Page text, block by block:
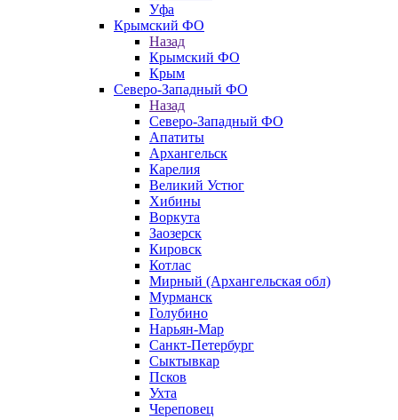
Уфа
Крымский ФО
Назад
Крымский ФО
Крым
Северо-Западный ФО
Назад
Северо-Западный ФО
Апатиты
Архангельск
Карелия
Великий Устюг
Хибины
Воркута
Заозерск
Кировск
Котлас
Мирный (Архангельская обл)
Мурманск
Голубино
Нарьян-Мар
Санкт-Петербург
Сыктывкар
Псков
Ухта
Череповец